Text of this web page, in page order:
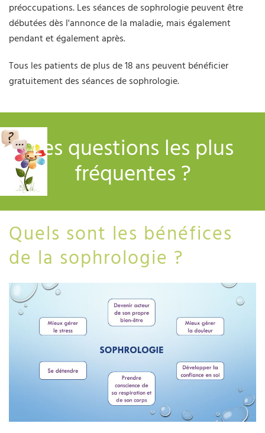
préoccupations. Les séances de sophrologie peuvent être
débutées dès l'annonce de la maladie, mais également
pendant et également après.
Tous les patients de plus de 18 ans peuvent bénéficier
gratuitement des séances de sophrologie.
Les questions les plus
fréquentes ?
Quels sont les bénéfices
de la sophrologie ?